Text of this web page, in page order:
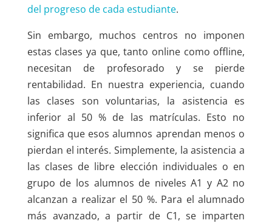
del progreso de cada estudiante.
Sin embargo, muchos centros no imponen
estas clases ya que, tanto online como offline,
necesitan de profesorado y se pierde
rentabilidad. En nuestra experiencia, cuando
las clases son voluntarias, la asistencia es
inferior al 50 % de las matrículas. Esto no
significa que esos alumnos aprendan menos o
pierdan el interés. Simplemente, la asistencia a
las clases de libre elección individuales o en
grupo de los alumnos de niveles A1 y A2 no
alcanzan a realizar el 50 %. Para el alumnado
más avanzado, a partir de C1, se imparten